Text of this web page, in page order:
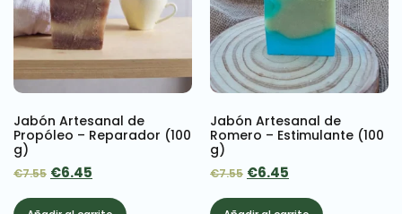
Jabón Artesanal de
Propóleo – Reparador (100
g)
€7.55 €6.45
Jabón Artesanal de
Romero – Estimulante (100
g)
€7.55 €6.45